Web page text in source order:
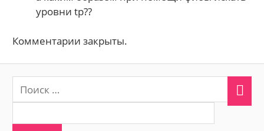
уровни tp??
Комментарии закрыты.